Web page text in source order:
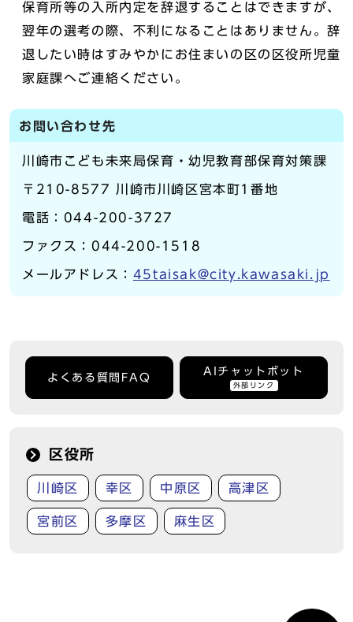
保育所等の入所内定を辞退することはできますが、
翌年の選考の際、不利になることはありません。辞
退したい時はすみやかにお住まいの区の区役所児童
家庭課へご連絡ください。
お問い合わせ先
川崎市こども未来局保育・幼児教育部保育対策課
〒210-8577 川崎市川崎区宮本町1番地
電話：044-200-3727
ファクス：044-200-1518
メールアドレス： 45taisak@city.kawasaki.jp
よくある質問FAQ
AIチャットボット
外部リンク
区役所
川崎区 幸区 中原区 高津区
宮前区 多摩区 麻生区